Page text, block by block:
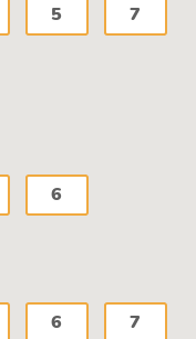
5 7
6
6 7